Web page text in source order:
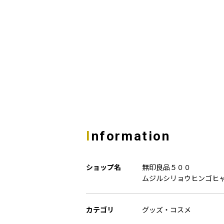
Information
ショップ名
無印良品５００
ムジルシリョウヒンゴヒ
カテゴリ グッズ・コスメ